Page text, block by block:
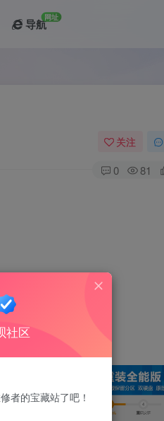
导航网址
关注
0 81
社区
者的宝藏站了吧！